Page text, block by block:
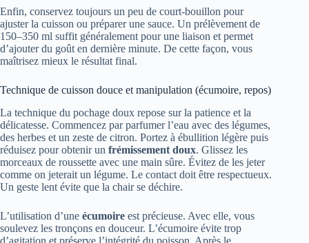
Enfin, conservez toujours un peu de court-bouillon pour
ajuster la cuisson ou préparer une sauce. Un prélèvement de
150–350 ml suffit généralement pour une liaison et permet
d’ajouter du goût en dernière minute. De cette façon, vous
maîtrisez mieux le résultat final.
Technique de cuisson douce et manipulation (écumoire, repos)
La technique du pochage doux repose sur la patience et la
délicatesse. Commencez par parfumer l’eau avec des légumes,
des herbes et un zeste de citron. Portez à ébullition légère puis
réduisez pour obtenir un frémissement doux. Glissez les
morceaux de roussette avec une main sûre. Évitez de les jeter
comme on jeterait un légume. Le contact doit être respectueux.
Un geste lent évite que la chair se déchire.
L’utilisation d’une écumoire est précieuse. Avec elle, vous
soulevez les tronçons en douceur. L’écumoire évite trop
d’agitation et préserve l’intégrité du poisson. Après le